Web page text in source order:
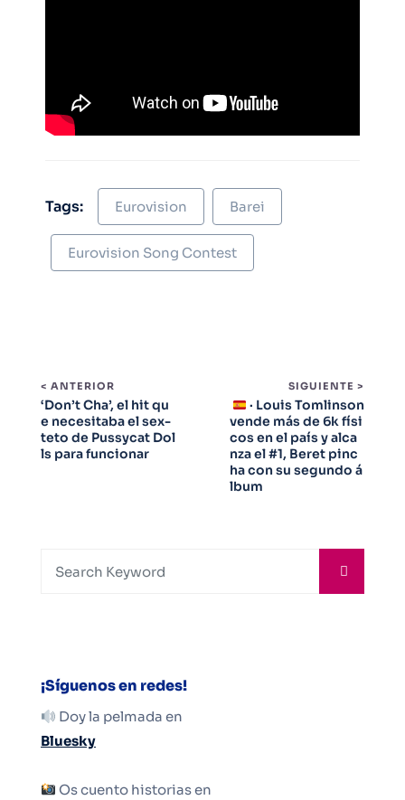
Tags: Eurovision Barei
Eurovision Song Contest
< ANTERIOR
‘Don’t Cha’, el hit qu
e necesitaba el sex-
teto de Pussycat Dol
ls para funcionar
SIGUIENTE >
· Louis Tomlinson
vende más de 6k físi
cos en el país y alca
nza el #1, Beret pinc
ha con su segundo á
lbum
¡Síguenos en redes!
Doy la pelmada en
Bluesky
Os cuento historias en